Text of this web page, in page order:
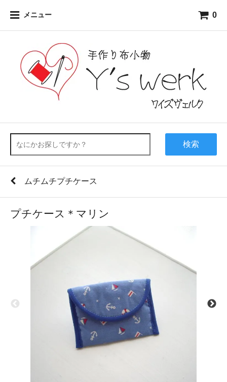
メニュー 0
検索
ムチムチプチケース
プチケース＊マリン